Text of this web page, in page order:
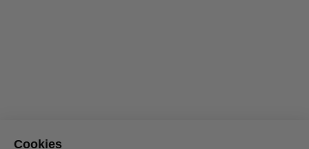
Cookies